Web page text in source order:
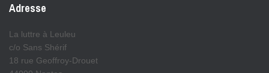
Adresse
La luttre à Leuleu
c/o Sans Shérif
18 rue Geoffroy-Drouet